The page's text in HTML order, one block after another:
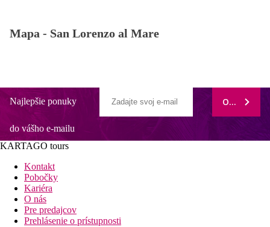
Mapa - San Lorenzo al Mare
Najlepšie ponuky
do vášho e-mailu
ODOBERAŤ
KARTAGO tours
Kontakt
Pobočky
Kariéra
O nás
Pre predajcov
Prehlásenie o prístupnosti